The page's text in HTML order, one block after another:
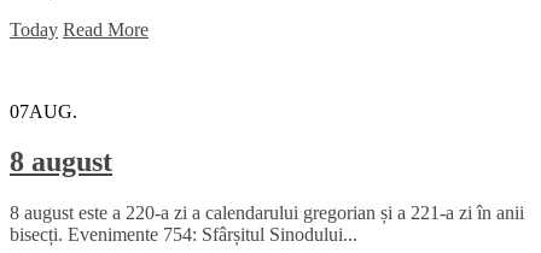
Today Read More
07AUG.
8 august
8 august este a 220-a zi a calendarului gregorian și a 221-a zi în anii
bisecți. Evenimente 754: Sfârșitul Sinodului...